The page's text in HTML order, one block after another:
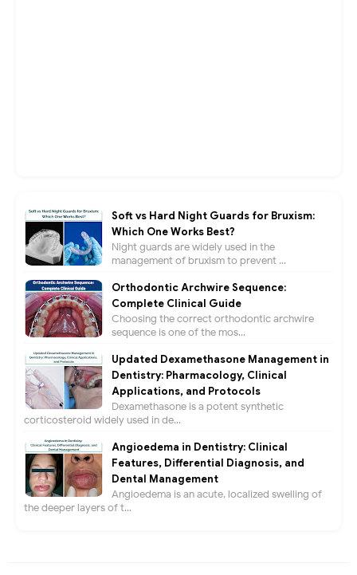
Soft vs Hard Night Guards for Bruxism:
Which One Works Best?
Night guards are widely used in the
management of bruxism to prevent ...
Orthodontic Archwire Sequence:
Complete Clinical Guide
Choosing the correct orthodontic archwire
sequence is one of the mos...
Updated Dexamethasone Management in
Dentistry: Pharmacology, Clinical
Applications, and Protocols
Dexamethasone is a potent synthetic
corticosteroid widely used in de...
Angioedema in Dentistry: Clinical
Features, Differential Diagnosis, and
Dental Management
Angioedema is an acute, localized swelling of
the deeper layers of t...